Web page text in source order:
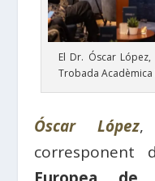
El Dr. Óscar
Trobada Acadèmica
Óscar López,
corresponent